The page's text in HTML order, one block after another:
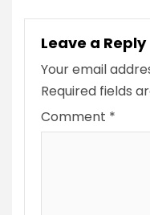
Leave a Reply
Your email
Required fields
Comment *